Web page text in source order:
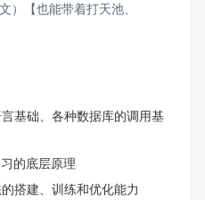
）【也能带着打天池、
基础、各种数据库的调用基
的底层原理
搭建、训练和优化能力